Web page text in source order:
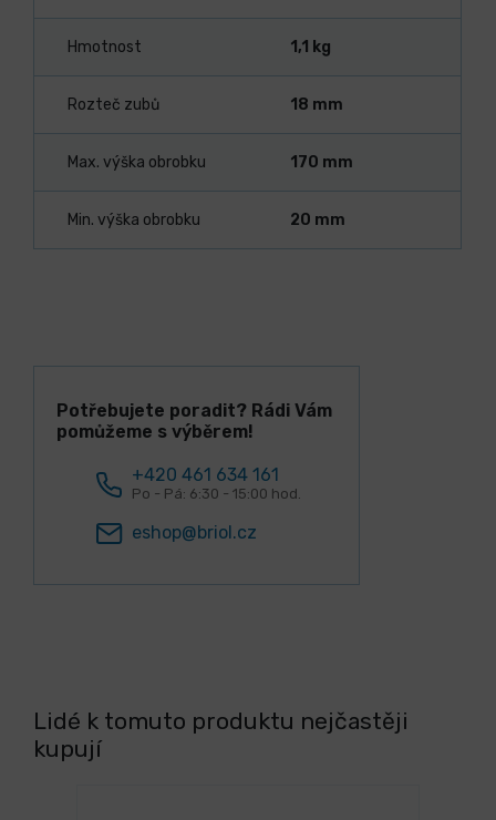
Hmotnost 1,1 kg
Rozteč zubů 18 mm
Max. výška obrobku 170 mm
Min. výška obrobku 20 mm
Potřebujete poradit? Rádi Vám
pomůžeme s výběrem!
+420 461 634 161
Po - Pá: 6:30 - 15:00 hod.
eshop@briol.cz
Lidé k tomuto produktu nejčastěji
kupují